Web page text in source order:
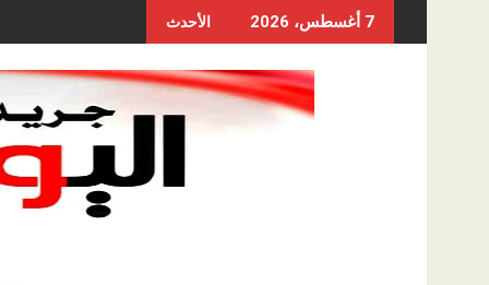
to
7 أغسطس، 2026 الأحدث